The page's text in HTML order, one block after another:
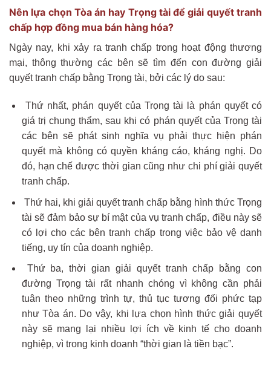
Nên lựa chọn Tòa án hay Trọng tài để giải quyết tranh
chấp hợp đồng mua bán hàng hóa?
Ngày nay, khi xảy ra tranh chấp trong hoạt động thương
mại, thông thường các bên sẽ tìm đến con đường giải
quyết tranh chấp bằng Trọng tài, bởi các lý do sau:
Thứ nhất, phán quyết của Trọng tài là phán quyết có
giá trị chung thẩm, sau khi có phán quyết của Trọng tài
các bên sẽ phát sinh nghĩa vụ phải thực hiện phán
quyết mà không có quyền kháng cáo, kháng nghị. Do
đó, hạn chế được thời gian cũng như chi phí giải quyết
tranh chấp.
Thứ hai, khi giải quyết tranh chấp bằng hình thức Trọng
tài sẽ đảm bảo sự bí mật của vụ tranh chấp, điều này sẽ
có lợi cho các bên tranh chấp trong việc bảo vệ danh
tiếng, uy tín của doanh nghiệp.
Thứ ba, thời gian giải quyết tranh chấp bằng con
đường Trọng tài rất nhanh chóng vì không cần phải
tuân theo những trình tự, thủ tục tương đối phức tạp
như Tòa án. Do vậy, khi lựa chọn hình thức giải quyết
này sẽ mang lại nhiều lợi ích về kinh tế cho doanh
nghiệp, vì trong kinh doanh “thời gian là tiền bạc”.